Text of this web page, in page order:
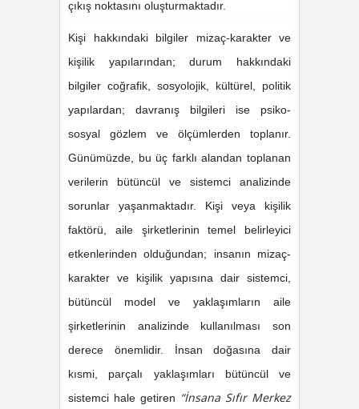
çıkış noktasını oluşturmaktadır.
Kişi hakkındaki bilgiler mizaç-karakter ve
kişilik yapılarından; durum hakkındaki
bilgiler coğrafik, sosyolojik, kültürel, politik
yapılardan; davranış bilgileri ise psiko-
sosyal gözlem ve ölçümlerden toplanır.
Günümüzde, bu üç farklı alandan toplanan
verilerin bütüncül ve sistemci analizinde
sorunlar yaşanmaktadır. Kişi veya kişilik
faktörü, aile şirketlerinin temel belirleyici
etkenlerinden olduğundan; insanın mizaç-
karakter ve kişilik yapısına dair sistemci,
bütüncül model ve yaklaşımların aile
şirketlerinin analizinde kullanılması son
derece önemlidir. İnsan doğasına dair
kısmi, parçalı yaklaşımları bütüncül ve
sistemci hale getiren “İnsana Sıfır Merkez